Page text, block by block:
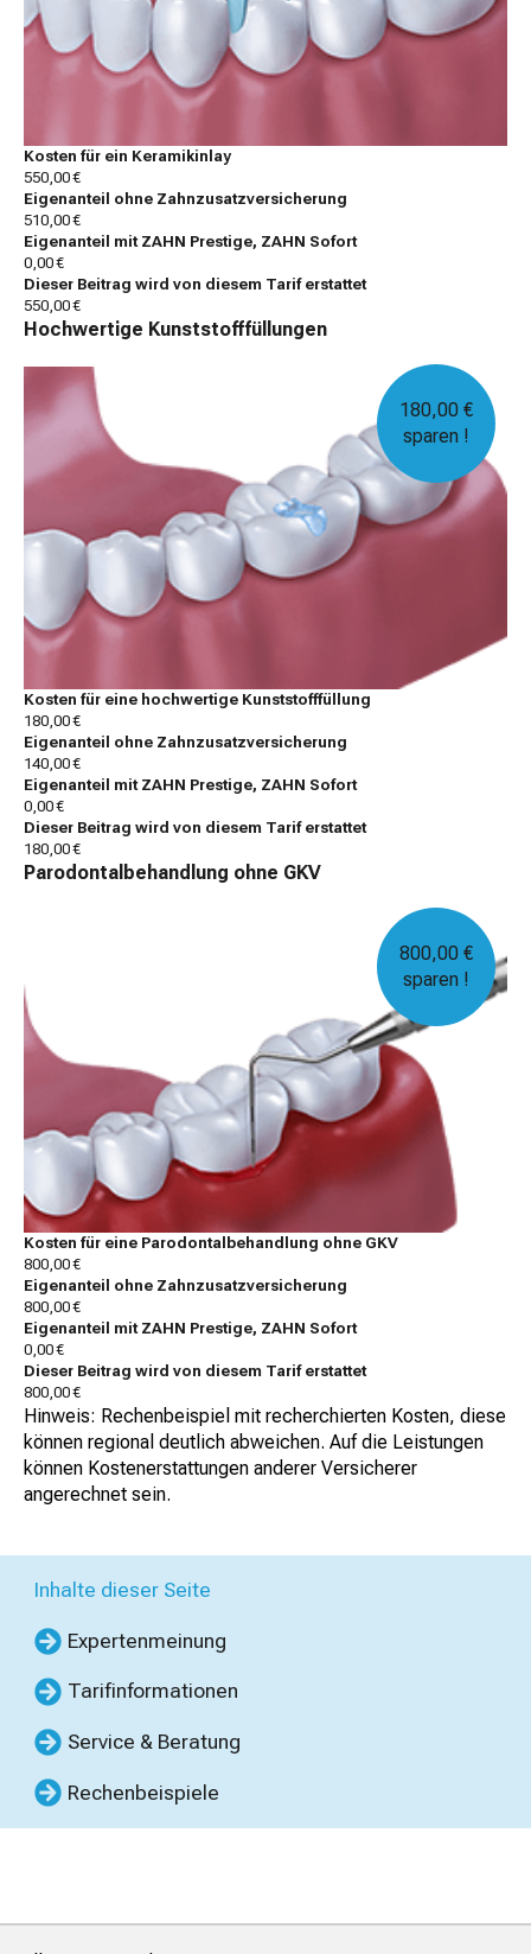
Kosten für ein Keramikinlay
550,00 €
Eigenanteil ohne Zahnzusatzversicherung
510,00 €
Eigenanteil mit ZAHN Prestige, ZAHN Sofort
0,00 €
Dieser Beitrag wird von diesem Tarif erstattet
550,00 €
Hochwertige Kunststofffüllungen
180,00 €
sparen !
Kosten für eine hochwertige Kunststofffüllung
180,00 €
Eigenanteil ohne Zahnzusatzversicherung
140,00 €
Eigenanteil mit ZAHN Prestige, ZAHN Sofort
0,00 €
Dieser Beitrag wird von diesem Tarif erstattet
180,00 €
Parodontalbehandlung ohne GKV
800,00 €
sparen !
Kosten für eine Parodontalbehandlung ohne GKV
800,00 €
Eigenanteil ohne Zahnzusatzversicherung
800,00 €
Eigenanteil mit ZAHN Prestige, ZAHN Sofort
0,00 €
Dieser Beitrag wird von diesem Tarif erstattet
800,00 €
Hinweis: Rechenbeispiel mit recherchierten Kosten, diese
können regional deutlich abweichen. Auf die Leistungen
können Kostenerstattungen anderer Versicherer
angerechnet sein.
Inhalte dieser Seite
Expertenmeinung
Tarifinformationen
Service & Beratung
Rechenbeispiele